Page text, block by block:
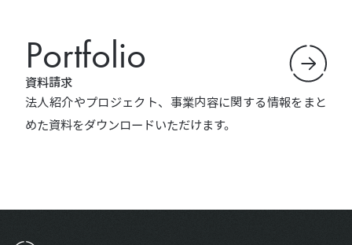
Portfolio
資料請求
法人紹介やプロジェクト、事業内容に関する情報をまと
めた資料をダウンロードいただけます。